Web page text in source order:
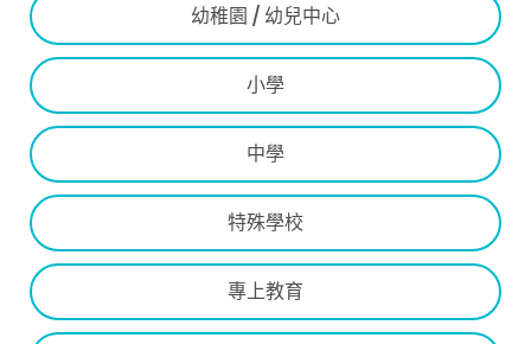
幼稚園 / 幼兒中心
小學
中學
特殊學校
專上教育